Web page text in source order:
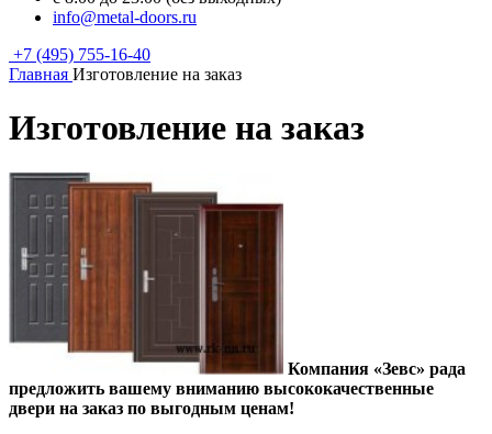
info@metal-doors.ru
+7 (495) 755-16-40
Главная Изготовление на заказ
Изготовление на заказ
Компания «Зевс» рада
предложить вашему вниманию высококачественные
двери на заказ по выгодным ценам!